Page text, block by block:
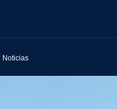
Noticias